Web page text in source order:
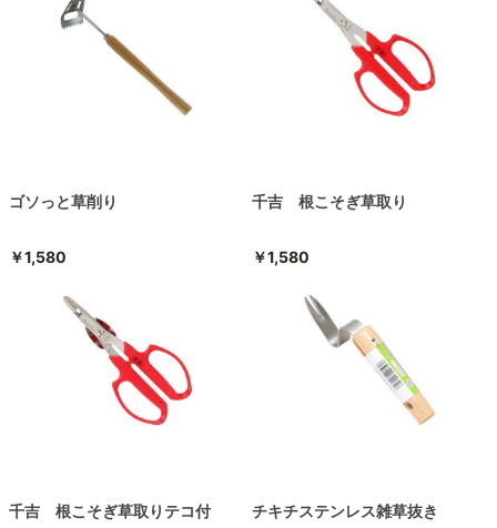
ゴソっと草削り
￥1,580
千吉 根こそぎ草取り
￥1,580
千吉 根こそぎ草取りテコ付 チキチステンレス雑草抜き